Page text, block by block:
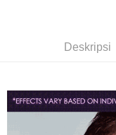
mudah alih anda,
Had kredit yang
yang dikenakan adalah
pada halaman
3. Tiada bayaran
dihantar ke alamat yang
AFTEE.
5. Tiada bayaran
pembayaran di empat
dalam talian dengan
NT$80/pesanan |
NT$999 atau lebih
Deskripsi